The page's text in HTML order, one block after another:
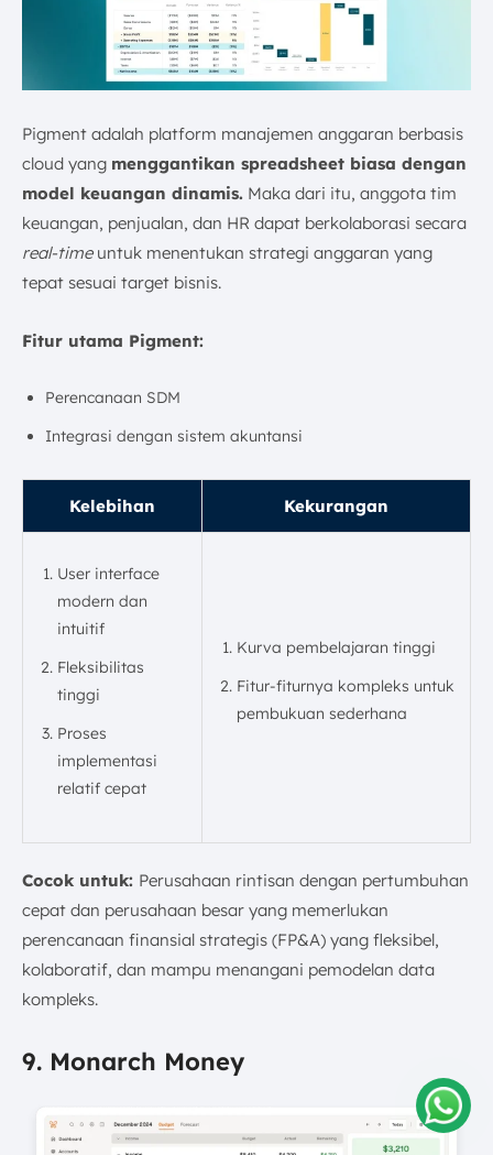
Pigment adalah platform manajemen anggaran berbasis
cloud yang menggantikan spreadsheet biasa dengan
model keuangan dinamis. Maka dari itu, anggota tim
keuangan, penjualan, dan HR dapat berkolaborasi secara
real-timeuntuk menentukan strategi anggaran yang
tepat sesuai target bisnis.
Fitur utama Pigment:
Perencanaan SDM
Integrasi dengan sistem akuntansi
Kelebihan Kekurangan
User interface
modern dan
intuitif
Fleksibilitas
tinggi
Proses
implementasi
relatif cepat
Kurva pembelajaran tinggi
Fitur-fiturnya kompleks untuk
pembukuan sederhana
Cocok untuk: Perusahaan rintisan dengan pertumbuhan
cepat dan perusahaan besar yang memerlukan
perencanaan finansial strategis (FP&A) yang fleksibel,
kolaboratif, dan mampu menangani pemodelan data
kompleks.
9. Monarch Money